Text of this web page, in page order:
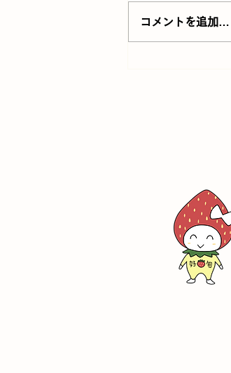
コメントを追加…